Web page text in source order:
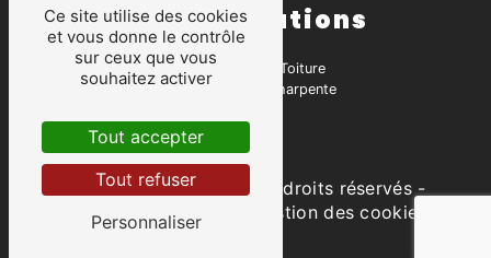
Nos prestations
Charpentier
Zinguerie
Couvreur
Toiture
Charpente
Vistalid- 2026 - Tous droits réservés -
Mentions légales
Gestion des cookies
Ce site utilise des cookies
et vous donne le contrôle
sur ceux que vous
souhaitez activer
Tout accepter
Tout refuser
Personnaliser